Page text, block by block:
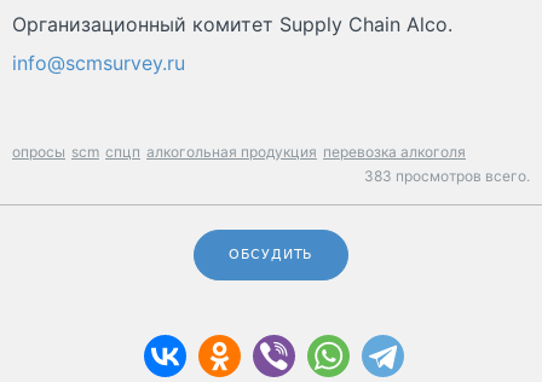
Организационный комитет Supply Chain Alco.
info@scmsurvey.ru
опросы scm спцп алкогольная продукция перевозка алкоголя
383 просмотров всего.
ОБСУДИТЬ